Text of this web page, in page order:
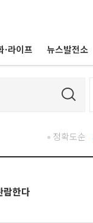
·라이프 뉴스발전소
정확도순
람한다